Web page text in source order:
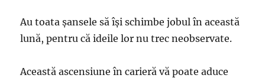
Au toata şansele să îşi schimbe jobul în această
lună, pentru că ideile lor nu trec neobservate.
Această ascensiune în carieră vă poate aduce